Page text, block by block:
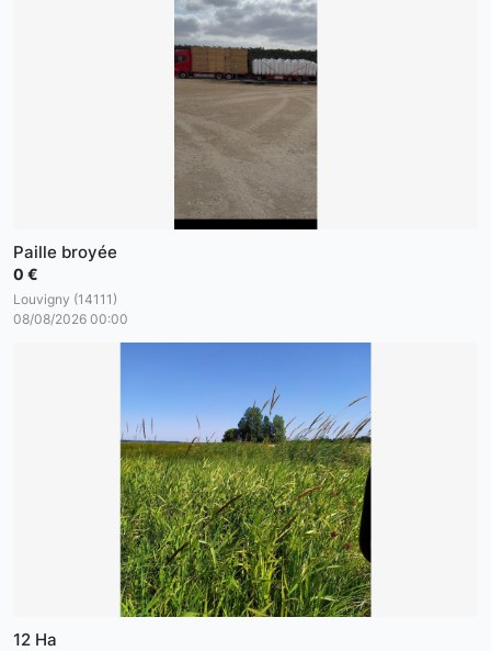
Paille broyée
0 €
Louvigny (14111)
08/08/2026 00:00
12 Ha